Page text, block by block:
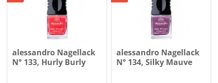
alessandro Nagellack
N° 133, Hurly Burly
alessandro Nagellack
N° 134, Silky Mauve